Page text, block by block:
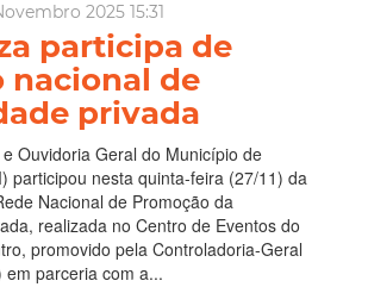
2025 15:31
participa de
nacional de
privada
Ouvidoria Geral do Município de
participou nesta quinta-feira (27/11) da
Nacional de Promoção da
realizada no Centro de Eventos do
promovido pela Controladoria-Geral
em parceria com a...